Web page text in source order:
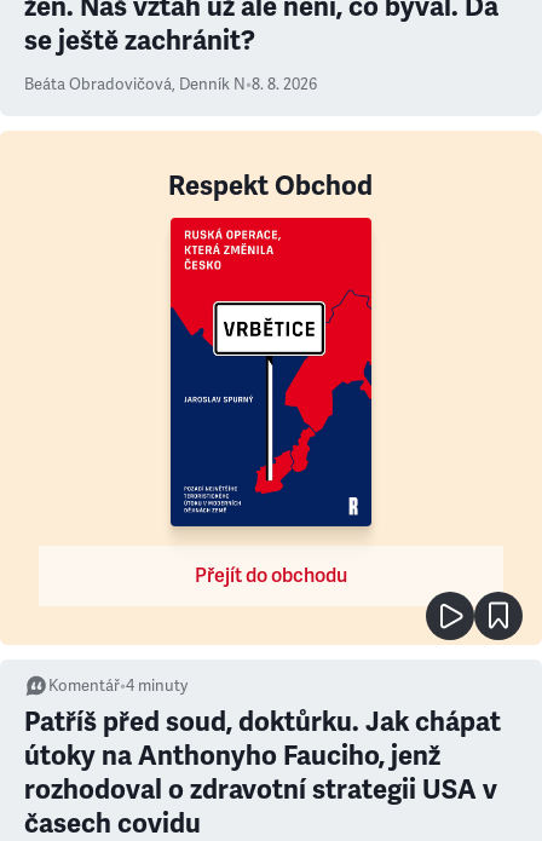
žen. Náš vztah už ale není, co býval. Dá
se ještě zachránit?
Beáta Obradovičová, Denník N•8. 8. 2026
Respekt Obchod
Přejít do obchodu
Komentář•4 minuty
Patříš před soud, doktůrku. Jak chápat
útoky na Anthonyho Fauciho, jenž
rozhodoval o zdravotní strategii USA v
časech covidu